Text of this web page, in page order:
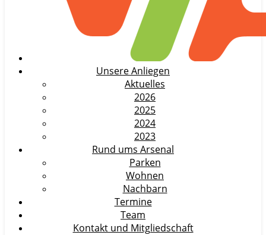
Unsere Anliegen
Aktuelles
2026
2025
2024
2023
Rund ums Arsenal
Parken
Wohnen
Nachbarn
Termine
Team
Kontakt und Mitgliedschaft